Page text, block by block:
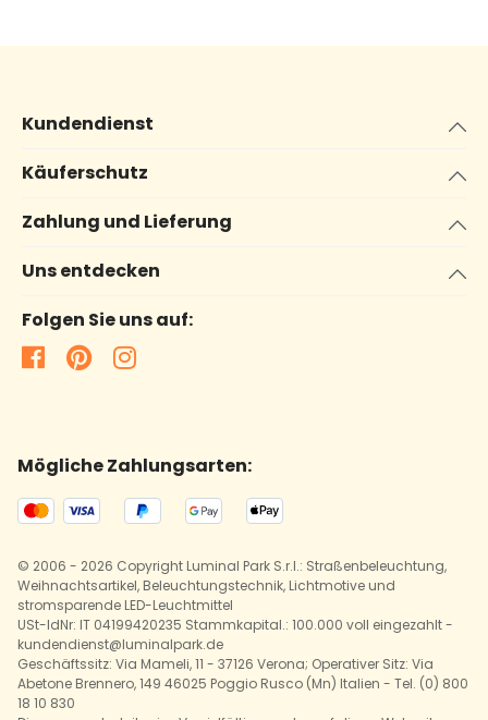
Kundendienst
Käuferschutz
Zahlung und Lieferung
Uns entdecken
Folgen Sie uns auf:
Mögliche Zahlungsarten:
© 2006 - 2026 Copyright Luminal Park S.r.l.: Straßenbeleuchtung,
Weihnachtsartikel, Beleuchtungstechnik, Lichtmotive und
stromsparende LED-Leuchtmittel
USt-IdNr: IT 04199420235 Stammkapital.: 100.000 voll eingezahlt -
kundendienst@luminalpark.de
Geschäftssitz: Via Mameli, 11 - 37126 Verona; Operativer Sitz: Via
Abetone Brennero, 149 46025 Poggio Rusco (Mn) Italien - Tel. (0) 800
18 10 830